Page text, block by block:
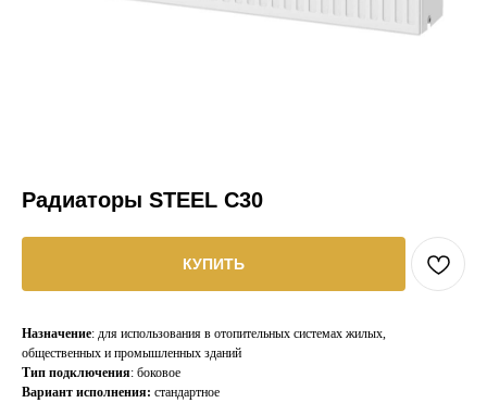
Радиаторы STEEL C30
КУПИТЬ
Назначение: для использования в отопительных системах жилых,
общественных и промышленных зданий
Тип подключения: боковое
Вариант исполнения: стандартное